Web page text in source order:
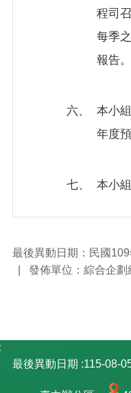
程司
每季
報告。
六、
本小
年度
七、 本小
最後異動日期：民國109
發佈單位：綜合企劃
最後異動日期 115-08-